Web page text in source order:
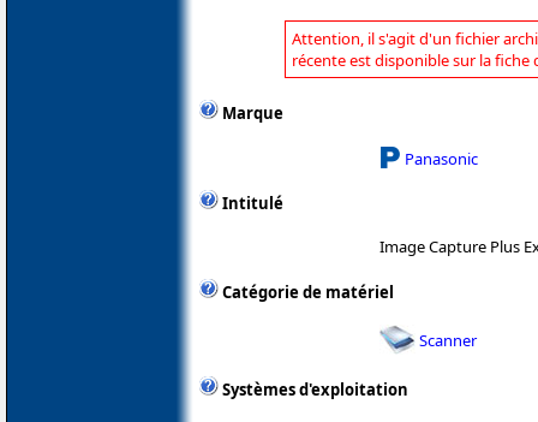
Attention, il s'agit d'un fichier
récente est disponible sur la fiche
Marque
Panasonic
Intitulé
Image Capture Plus
Catégorie de matériel
Scanner
Systèmes d'exploitation